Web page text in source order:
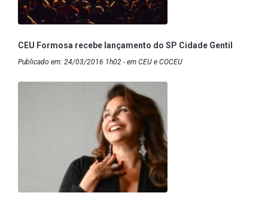
CEU Formosa recebe lançamento do SP Cidade Gentil
Publicado em: 24/03/2016 1h02 - em CEU e COCEU